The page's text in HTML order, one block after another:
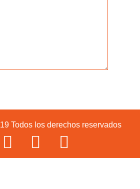
Todos los derechos reservados